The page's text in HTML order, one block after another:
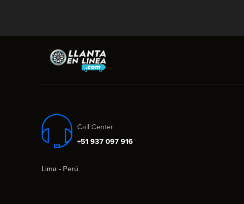
Call Center
+51 937 097 916
Lima - Perú